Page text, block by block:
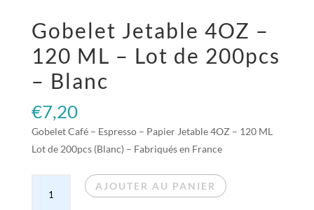
Gobelet Jetable 4OZ –
120 ML – Lot de 200pcs
– Blanc
€7,20
Gobelet Café – Espresso – Papier Jetable 4OZ – 120 ML
Lot de 200pcs (Blanc) – Fabriqués en France
AJOUTER AU PANIER